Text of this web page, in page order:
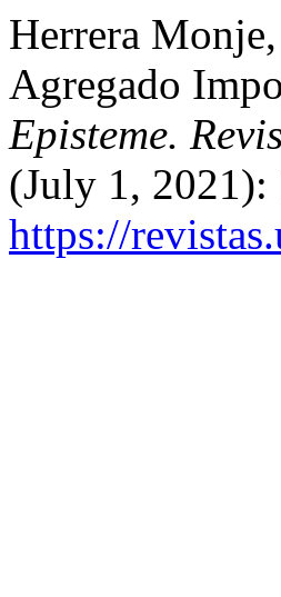
Herrera
Agregado
Episteme.
(July 1, 2021):
https://